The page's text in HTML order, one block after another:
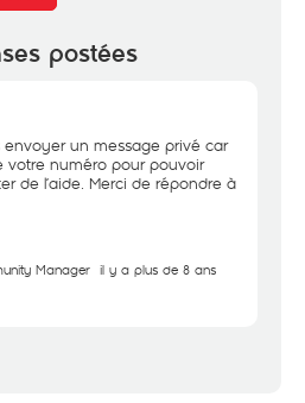
postées
un message privé car
votre numéro pour pouvoir
de l’aide. Merci de répondre à
Manager il y a plus de 8 ans